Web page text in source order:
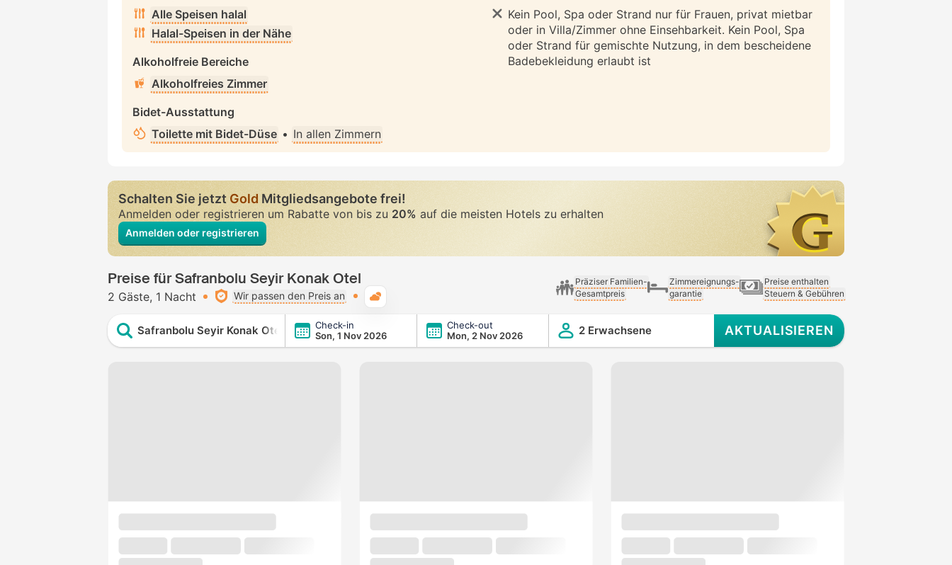
Alle Speisen halal
Halal-Speisen in der Nähe
Alkoholfreie Bereiche
Alkoholfreies Zimmer
Bidet-Ausstattung
Toilette mit Bidet-Düse • In allen Zimmern
Kein Pool, Spa oder Strand nur für Frauen, privat mietbar
oder in Villa/Zimmer ohne Einsehbarkeit. Kein Pool, Spa
oder Strand für gemischte Nutzung, in dem bescheidene
Badebekleidung erlaubt ist
Schalten Sie jetztGold Mitgliedsangebote frei!
Anmelden oder registrieren um Rabatte von bis zu 20% auf die meisten Hotels zu erhalten
Anmelden oder registrieren
Preise für Safranbolu Seyir Konak Otel
2 Gäste 1 Nacht Wir passen den Preis an
Präziser Familien-
Gesamtpreis
Zimmereignungs-
garantie
Preise enthalten
Steuern & Gebühren
Safranbolu Seyir Konak Otel
Check-in
Son, 1 Nov 2026
Check-out
Mon, 2 Nov 2026
2 Erwachsene AKTUALISIEREN